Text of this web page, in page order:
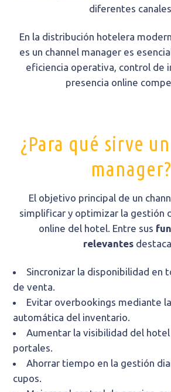
diferentes
En la distribución hotelera
es un channel manager es
eficiencia operativa, control de
presencia online
¿Para qué sirve
manager?
El objetivo principal de un
simplificar y optimizar la gestión
online del hotel. Entre sus
relevantes
Sincronizar la disponibilidad en
de venta.
Evitar overbookings mediante
automática del inventario.
Aumentar la visibilidad del
portales.
Ahorrar tiempo en la gestión
cupos.